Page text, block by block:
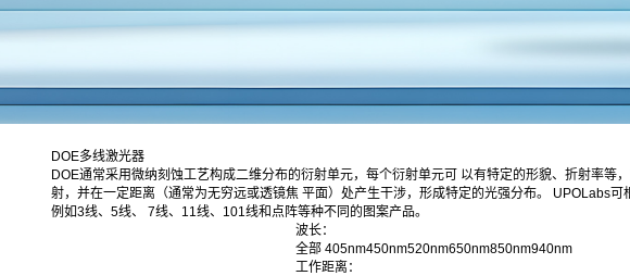
DOE多线激光器
DOE通常采用微纳刻蚀工艺构成二维分布的衍射单元，每个衍射单元可 以有特定的形貌、折射率等
射，并在一定距离（通常为无穷远或透镜焦 平面）处产生干涉，形成特定的光强分布。 UPOLabs
例如3线、5线、 7线、11线、101线和点阵等种不同的图案产品。
波长：
全部 405nm450nm520nm650nm850nm940nm
工作距离：